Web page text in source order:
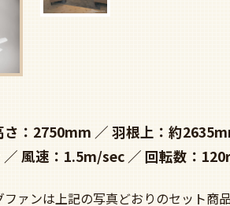
さ：2750mm 羽根上：約
風速：1.5m/sec 回転数：
ァンは上記の写真どおりのセット商品